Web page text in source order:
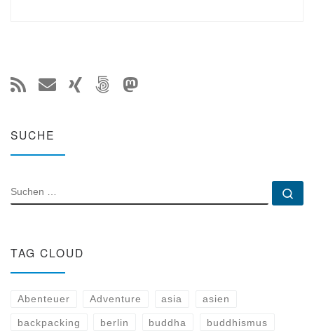
SUCHE
SUCHE
TAG CLOUD
Abenteuer Adventure asia asien
backpacking berlin buddha buddhismus